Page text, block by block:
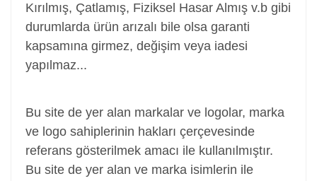
Kırılmış, Çatlamış, Fiziksel Hasar Almış v.b gibi
durumlarda ürün arızalı bile olsa garanti
kapsamına girmez, değişim veya iadesi
yapılmaz...
Bu site de yer alan markalar ve logolar, marka
ve logo sahiplerinin hakları çerçevesinde
referans gösterilmek amacı ile kullanılmıştır.
Bu site de yer alan ve marka isimlerin ile